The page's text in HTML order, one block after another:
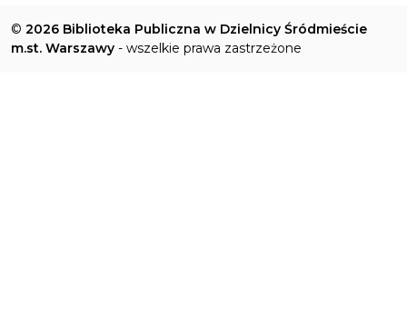
© 2026 Biblioteka Publiczna w Dzielnicy Śródmieście
m.st. Warszawy - wszelkie prawa zastrzeżone